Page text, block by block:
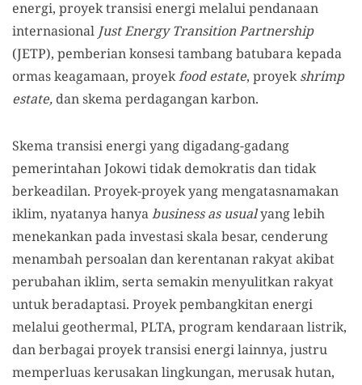
energi, proyek transisi energi melalui pendanaan
internasional Just Energy Transition Partnership
(JETP), pemberian konsesi tambang batubara kepada
ormas keagamaan, proyekfood estate, proyekshrimp
estate, dan skema perdagangan karbon.
Skema transisi energi yang digadang-gadang
pemerintahan Jokowi tidak demokratis dan tidak
berkeadilan. Proyek-proyek yang mengatasnamakan
iklim, nyatanya hanyabusiness as usualyang lebih
menekankan pada investasi skala besar, cenderung
menambah persoalan dan kerentanan rakyat akibat
perubahan iklim, serta semakin menyulitkan rakyat
untuk beradaptasi. Proyek pembangkitan energi
melalui geothermal, PLTA, program kendaraan listrik,
dan berbagai proyek transisi energi lainnya, justru
memperluas kerusakan lingkungan, merusak hutan,